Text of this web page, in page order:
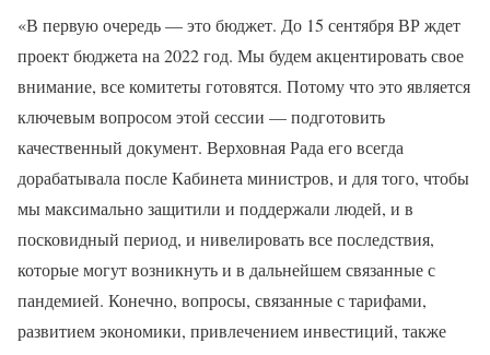
«В первую очередь — это бюджет. До 15 сентября ВР ждет
проект бюджета на 2022 год. Мы будем акцентировать свое
внимание, все комитеты готовятся. Потому что это является
ключевым вопросом этой сессии — подготовить
качественный документ. Верховная Рада его всегда
дорабатывала после Кабинета министров, и для того, чтобы
мы максимально защитили и поддержали людей, и в
посковидный период, и нивелировать все последствия,
которые могут возникнуть и в дальнейшем связанные с
пандемией. Конечно, вопросы, связанные с тарифами,
развитием экономики, привлечением инвестиций, также